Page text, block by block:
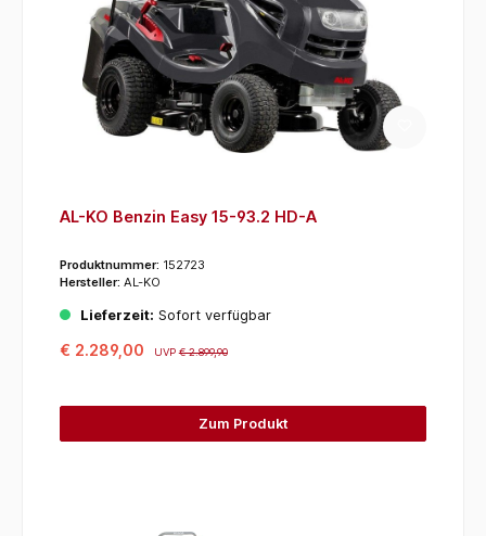
AL-KO Benzin Easy 15-93.2 HD-A
Produktnummer: 152723
Hersteller: AL-KO
Lieferzeit: Sofort verfügbar
€ 2.289,00 UVP€ 2.899,90
Zum Produkt